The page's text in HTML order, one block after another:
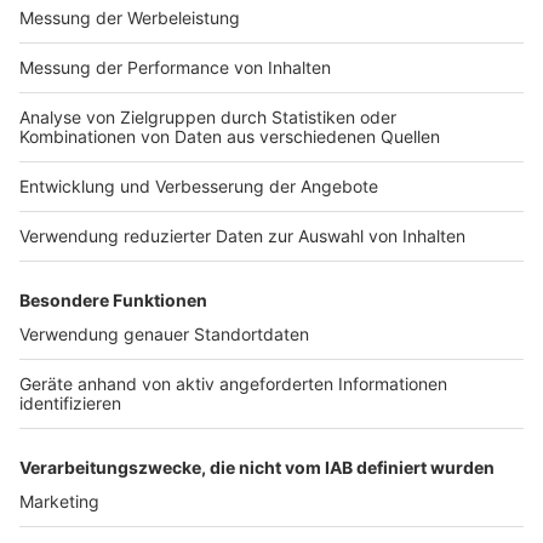
automatischen
Übermittlung der Daten
widersprechen wollen,
melden Sie sich hier:
Impressum
Nutzungsbedingungen
Jobs
Presse
Werben
Archiv
ANTENNE BAYERN GROUP
Stiftung ANTENNE BAYERN
hilft
Teilnahmebedingungen
Grounding Page ANTENNE
Kontakt
Studio-Hotline
Verkehrs-Hotline
Newsletter